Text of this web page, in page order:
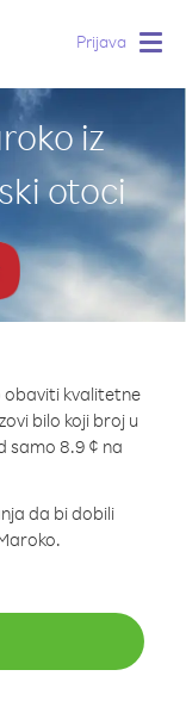
Prijava
iz
otoci
obaviti kvalitetne
bilo koji broj u
samo 8.9 ¢ na
da bi dobili